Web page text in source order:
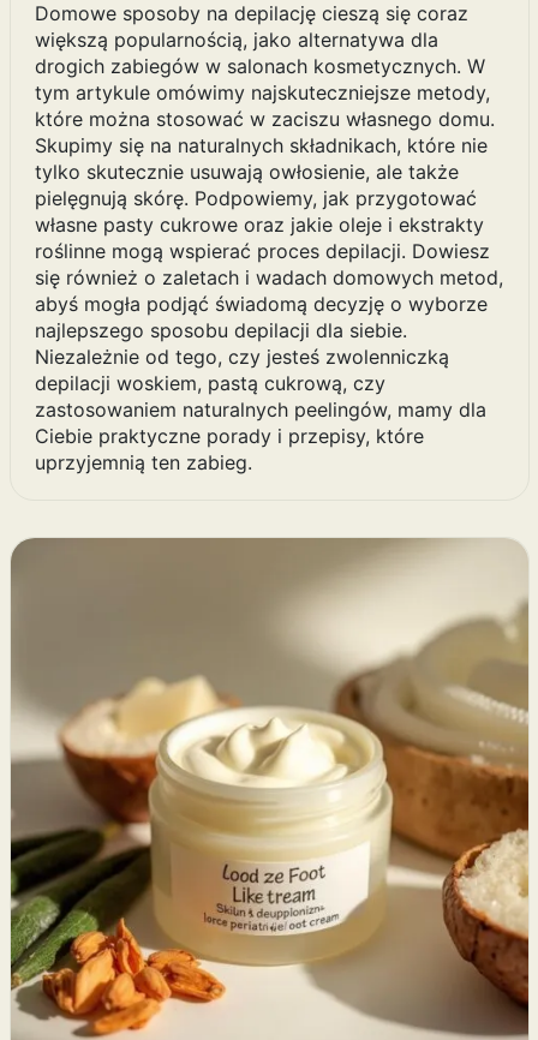
Domowe sposoby na depilację cieszą się coraz
większą popularnością, jako alternatywa dla
drogich zabiegów w salonach kosmetycznych. W
tym artykule omówimy najskuteczniejsze metody,
które można stosować w zaciszu własnego domu.
Skupimy się na naturalnych składnikach, które nie
tylko skutecznie usuwają owłosienie, ale także
pielęgnują skórę. Podpowiemy, jak przygotować
własne pasty cukrowe oraz jakie oleje i ekstrakty
roślinne mogą wspierać proces depilacji. Dowiesz
się również o zaletach i wadach domowych metod,
abyś mogła podjąć świadomą decyzję o wyborze
najlepszego sposobu depilacji dla siebie.
Niezależnie od tego, czy jesteś zwolenniczką
depilacji woskiem, pastą cukrową, czy
zastosowaniem naturalnych peelingów, mamy dla
Ciebie praktyczne porady i przepisy, które
uprzyjemnią ten zabieg.